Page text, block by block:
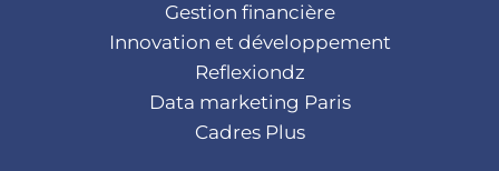
Gestion financière
Innovation et développement
Reflexiondz
Data marketing Paris
Cadres Plus